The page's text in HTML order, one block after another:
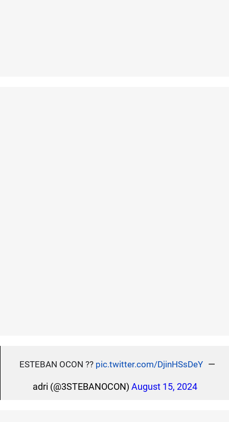
ESTEBAN OCON ?? pic.twitter.com/DjinHSsDeY —
adri (@3STEBANOCON) August 15, 2024